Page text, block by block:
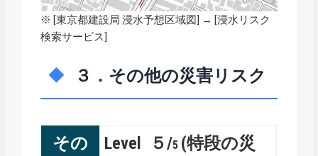
※ [東京都建設局 浸水予想区域図] → [浸水リスク
検索サービス]
３．その他の災害リスク
その
Level ５/5 (特段の災